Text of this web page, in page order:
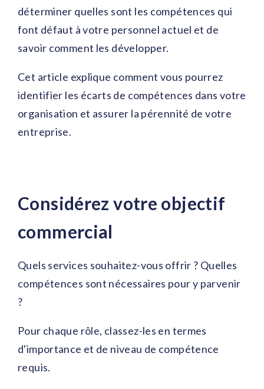
déterminer quelles sont les compétences qui
font défaut à votre personnel actuel et de
savoir comment les développer.
Cet article explique comment vous pourrez
identifier les écarts de compétences dans votre
organisation et assurer la pérennité de votre
entreprise.
Considérez votre objectif
commercial
Quels services souhaitez-vous offrir ? Quelles
compétences sont nécessaires pour y parvenir
?
Pour chaque rôle, classez-les en termes
d'importance et de niveau de compétence
requis.